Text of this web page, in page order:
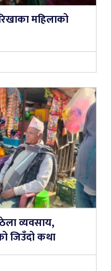
महिलाको
व्यवसाय,
जिउँदो कथा